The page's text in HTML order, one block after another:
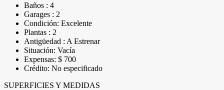
Baños : 4
Garages : 2
Condición: Excelente
Plantas : 2
Antigüedad : A Estrenar
Situación: Vacía
Expensas: $ 700
Crédito: No especificado
SUPERFICIES Y MEDIDAS